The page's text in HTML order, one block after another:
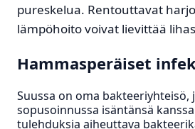
pureskelua. Rentouttavat
lämpöhoito voivat lievittää
Hammasperäiset
Suussa on oma bakteeriyhteisö,
sopusoinnussa isäntänsä
tulehduksia aiheuttava